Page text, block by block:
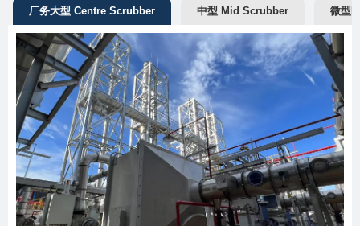
厂务大型 Centre Scrubber 中型 Mid Scrubber 微型